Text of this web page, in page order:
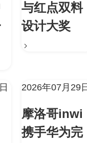
与红点双料
设计大奖
2026年07月29
摩洛哥inwi
携手华为完